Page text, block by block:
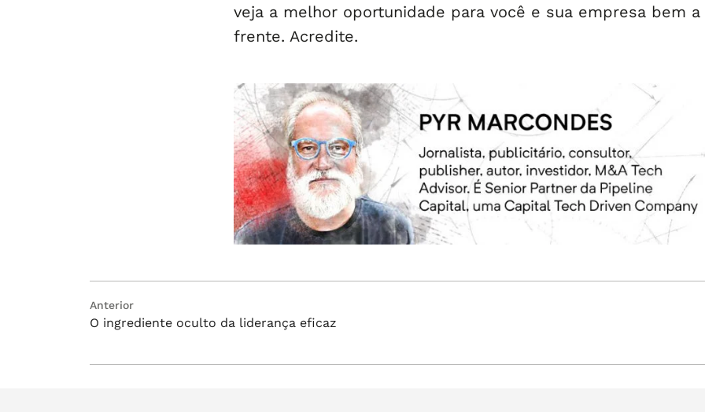
veja a melhor oportunidade para você e sua empresa bem a
frente. Acredite.
Navegação
Post
Anterior
Post
anterior:
O ingrediente oculto da liderança eficaz